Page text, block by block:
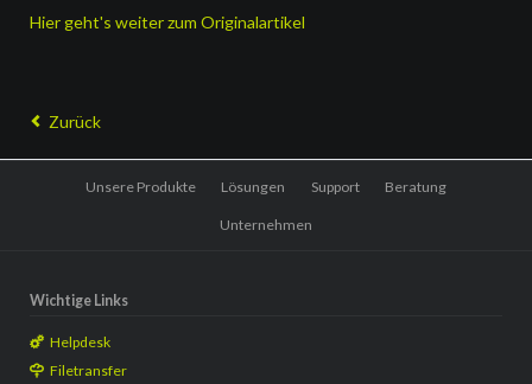
Hier geht's weiter zum Originalartikel
Zurück
Navigation
Unsere Produkte Lösungen Support Beratung
Unternehmen
Wichtige Links
Helpdesk
Filetransfer